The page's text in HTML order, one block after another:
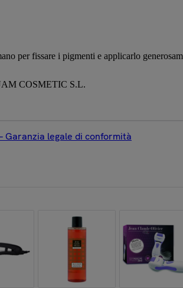
per fissare i pigmenti e applicarlo
COSMETIC S.L.
Garanzia legale di conformità